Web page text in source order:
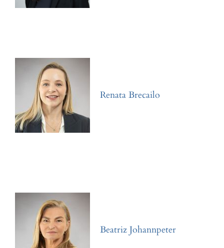
Renata Brecailo
Beatriz Johannpeter